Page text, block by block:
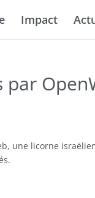
Impact
une licorne